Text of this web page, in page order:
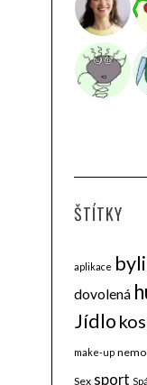
ŠTÍTKY
aplikace
dovolená
Jídlo
make-up
Sex sport